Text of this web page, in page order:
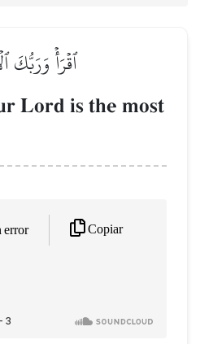
ٱقۡرَأۡ وَرَبُّكَ
Lord is the most
error Copiar